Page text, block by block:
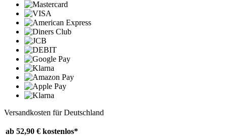
Versandkosten für Deutschland
ab 52,90 € kostenlos*